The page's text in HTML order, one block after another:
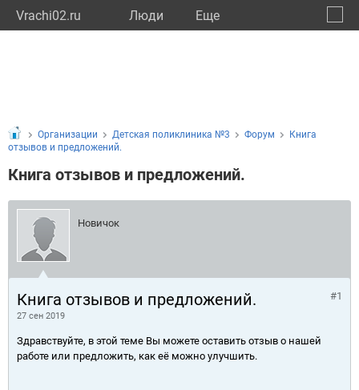
Vrachi02.ru Люди Eще
Организации Детская поликлиника №3 Форум
Книга
отзывов и предложений.
Книга отзывов и предложений.
Новичок
Книга отзывов и предложений.
27 сен 2019
#1
Здравствуйте, в этой теме Вы можете оставить отзыв о нашей
работе или предложить, как её можно улучшить.